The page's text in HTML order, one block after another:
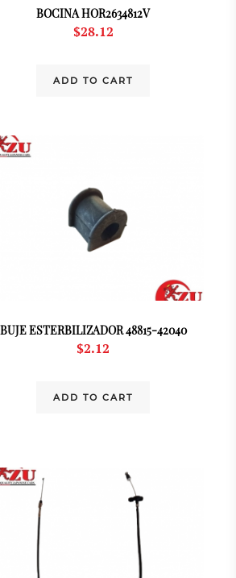
BOCINA HOR2634812V
$28.12
ADD TO CART
BUJE ESTERBILIZADOR 48815-42040
$2.12
ADD TO CART